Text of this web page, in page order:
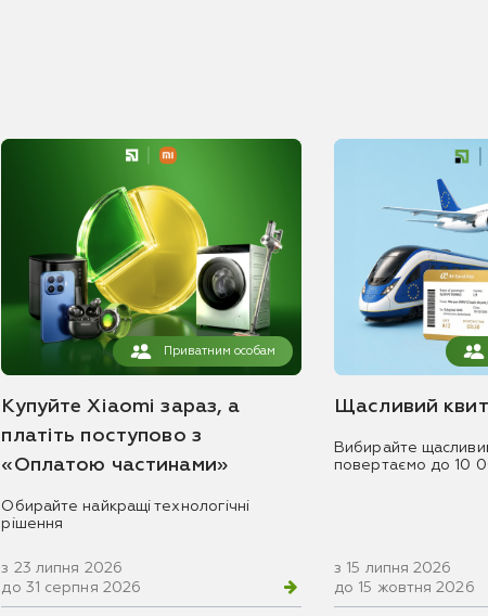
Приватним особам
Купуйте Xiaomi зараз, а
платіть поступово з
«Оплатою частинами»
Обирайте найкращі технологічні
рішення
з 23 липня 2026
до 31 серпня 2026
Щасливий
Вибирайте
повертаємо до 10
з 15 липня 2026
до 15 жовтня 2026